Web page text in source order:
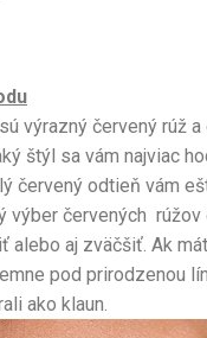
výrazný červený rúž
štýl sa vám najviac
červený odtieň vám
výber červených
alebo aj zväčšiť. Ak
pod prirodzenou
ako klaun.